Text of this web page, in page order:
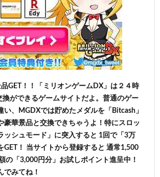
GET！！「ミリオンゲームDX」は２４時
換ができるゲームサイトだよ。普通のゲー
い、MGDXでは貯めたメダルを「Bitcash」
豪華景品と交換できちゃうよ！特にスロッ
ッシュモード」に突入すると 1回で「3万
GET！ 当サイトから登録すると 通常1,500
の「3,000円分」お試しポイント進呈中！
でみてね！